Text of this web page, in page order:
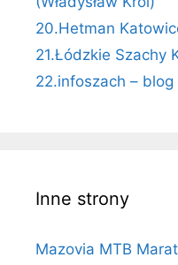
20.Hetman
21.Łódzkie Szachy
22.infoszach –
Inne strony
Mazovia MTB